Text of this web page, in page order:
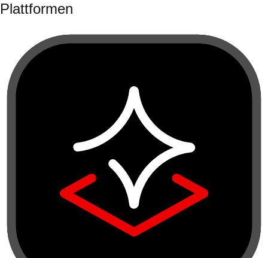
Plattformen